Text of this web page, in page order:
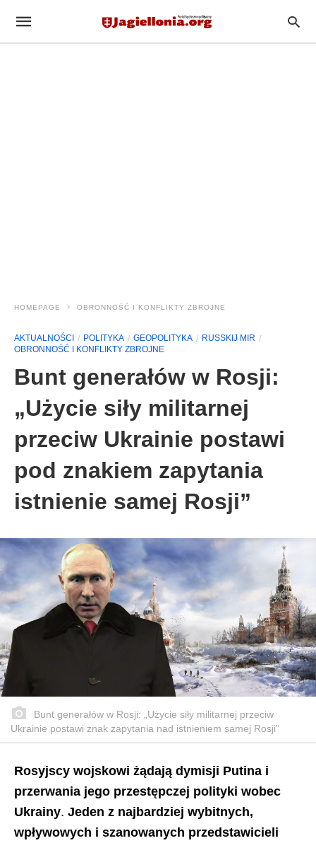
HOMEPAGE ОBRONNOŚĆ I KONFLIKTY ZBROJNE
AKTUALNOŚCI POLITYKA GEOPOLITYKA
RUSSKIJ MIR
ОBRONNOŚĆ I KONFLIKTY ZBROJNE
Bunt generałów w Rosji:
„Użycie siły militarnej
przeciw Ukrainie postawi
pod znakiem zapytania
istnienie samej Rosji”
Bunt generałów w Rosji: „Użycie siły militarnej przeciw
Ukrainie postawi znak zapytania nad istnieniem samej Rosji”
Rosyjscy wojskowi żądają dymisji Putina i
przerwania jego przestępczej polityki wobec
Ukrainy. Jeden z najbardziej wybitnych,
wpływowych i szanowanych przedstawicieli